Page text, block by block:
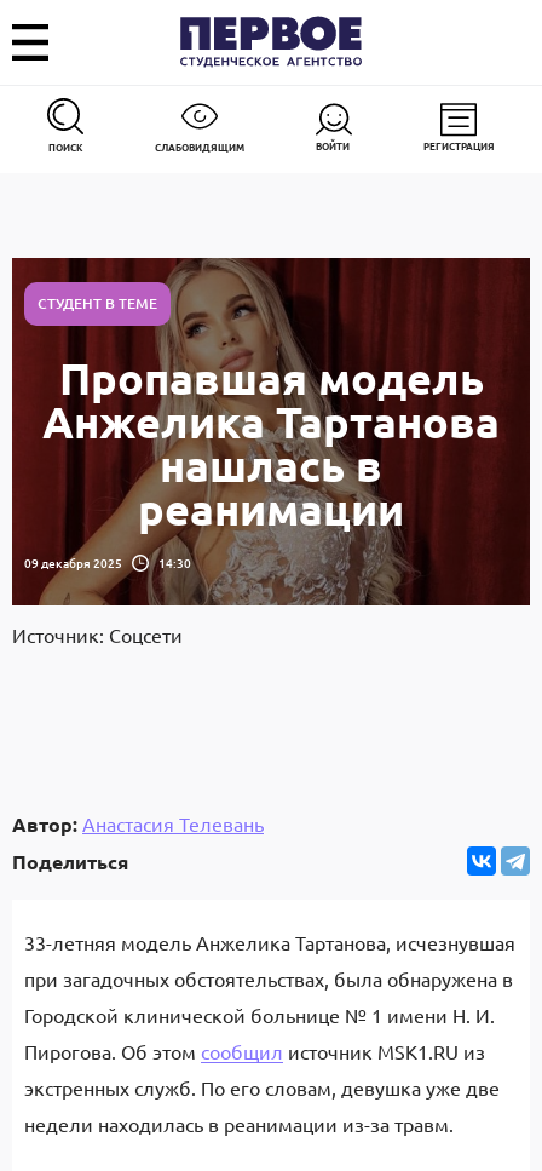
ПОИСК СЛАБОВИДЯЩИМ ВОЙТИ РЕГИСТРАЦИЯ
СТУДЕНТ В ТЕМЕ
Пропавшая модель
Анжелика Тартанова
нашлась в
реанимации
09 декабря 2025 14:30
Источник: Соцсети
Автор: Анастасия Телевань
Поделиться
33-летняя модель Анжелика Тартанова, исчезнувшая
при загадочных обстоятельствах, была обнаружена в
Городской клинической больнице № 1 имени Н. И.
Пирогова. Об этом сообщил источник MSK1.RU из
экстренных служб. По его словам, девушка уже две
недели находилась в реанимации из-за травм.